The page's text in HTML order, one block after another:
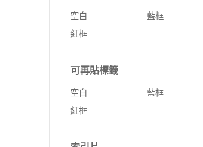
空白
藍框
紅框
可再貼標籤
空白
藍框
紅框